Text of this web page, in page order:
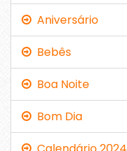
Aniversário
Bebês
Boa Noite
Bom Dia